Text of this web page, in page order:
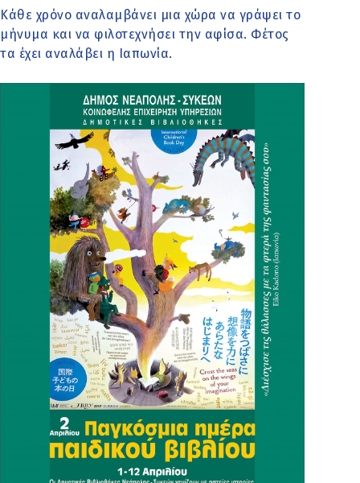
Κάθε χρόνο αναλαμβάνει μια χώρα να γράψει το
μήνυμα και να φιλοτεχνήσει την αφίσα. Φέτος
τα έχει αναλάβει η Ιαπωνία.